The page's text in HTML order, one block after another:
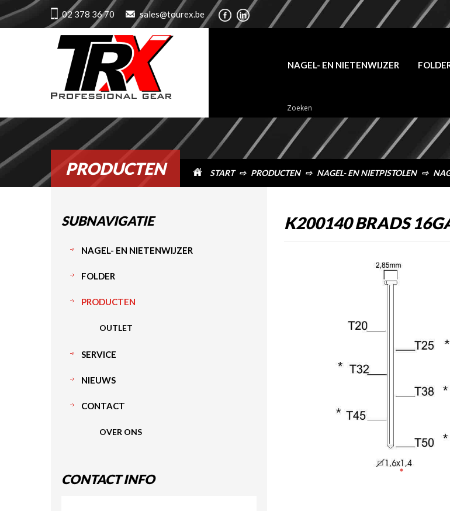
PRODUCTEN START ⇨ PRODUCTEN ⇨ NAGEL- EN NIETPISTOLEN ⇨
02 378 36 70 sales@tourex.be
NAGEL- EN NIETENWIJZER
K200140 BRADS
SUBNAVIGATIE
NAGEL- EN NIETENWIJZER
FOLDER
PRODUCTEN
OUTLET
SERVICE
NIEUWS
CONTACT
OVER ONS
CONTACT INFO